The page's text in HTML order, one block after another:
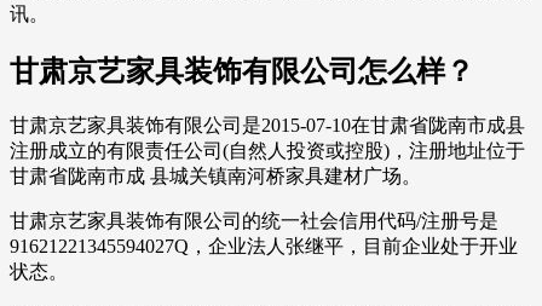
讯。
甘肃京艺家具装饰有限公司怎么样？
甘肃京艺家具装饰有限公司是2015-07-10在甘肃省陇南市成县
注册成立的有限责任公司(自然人投资或控股)，注册地址位于
甘肃省陇南市成 县城关镇南河桥家具建材广场。
甘肃京艺家具装饰有限公司的统一社会信用代码/注册号是
91621221345594027Q，企业法人张继平，目前企业处于开业
状态。